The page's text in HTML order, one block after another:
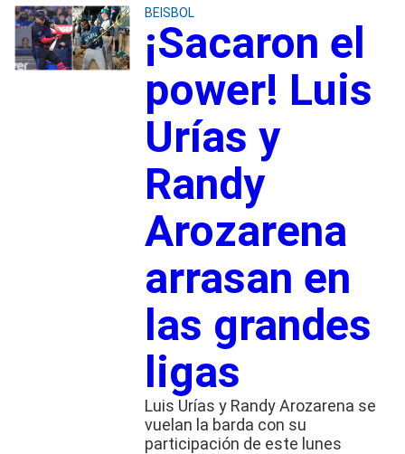
BEISBOL
¡Sacaron el
power! Luis
Urías y
Randy
Arozarena
arrasan en
las grandes
ligas
Luis Urías y Randy Arozarena se
vuelan la barda con su
participación de este lunes